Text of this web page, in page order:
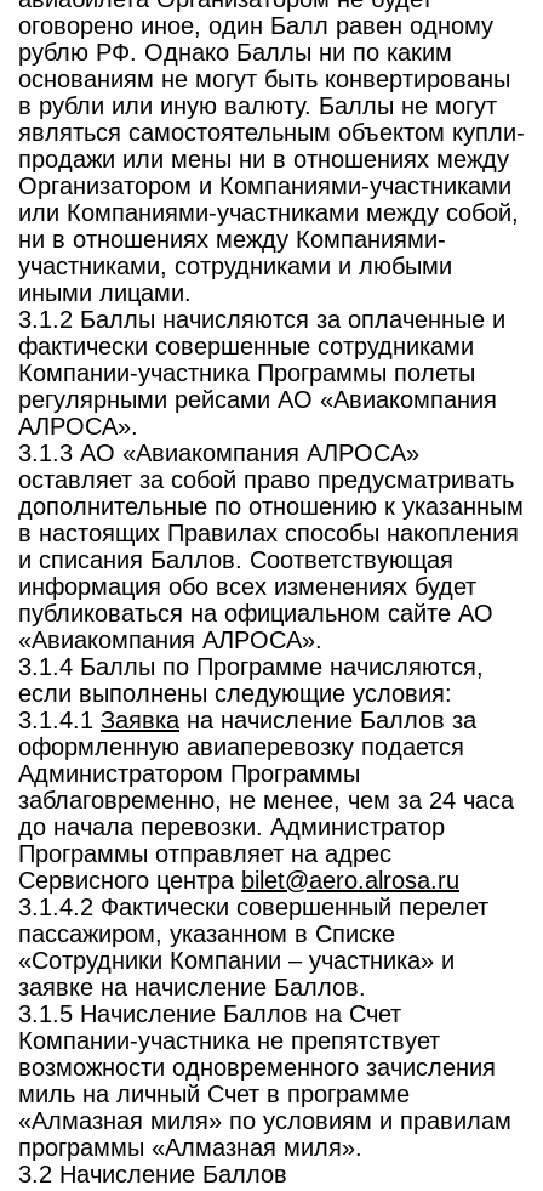
оговорено иное, один Балл равен одному
рублю РФ. Однако Баллы ни по каким
основаниям не могут быть конвертированы
в рубли или иную валюту. Баллы не могут
являться самостоятельным объектом купли-
продажи или мены ни в отношениях между
Организатором и Компаниями-участниками
или Компаниями-участниками между собой,
ни в отношениях между Компаниями-
участниками, сотрудниками и любыми
иными лицами.
3.1.2 Баллы начисляются за оплаченные и
фактически совершенные сотрудниками
Компании-участника Программы полеты
регулярными рейсами АО «Авиакомпания
АЛРОСА».
3.1.3 АО «Авиакомпания АЛРОСА»
оставляет за собой право предусматривать
дополнительные по отношению к указанным
в настоящих Правилах способы накопления
и списания Баллов. Соответствующая
информация обо всех изменениях будет
публиковаться на официальном сайте АО
«Авиакомпания АЛРОСА».
3.1.4 Баллы по Программе начисляются,
если выполнены следующие условия:
3.1.4.1 Заявка на начисление Баллов за
оформленную авиаперевозку подается
Администратором Программы
заблаговременно, не менее, чем за 24 часа
до начала перевозки. Администратор
Программы отправляет на адрес
Сервисного центра bilet@aero.alrosa.ru
3.1.4.2 Фактически совершенный перелет
пассажиром, указанном в Списке
«Сотрудники Компании – участника» и
заявке на начисление Баллов.
3.1.5 Начисление Баллов на Счет
Компании-участника не препятствует
возможности одновременного зачисления
миль на личный Счет в программе
«Алмазная миля» по условиям и правилам
программы «Алмазная миля».
3.2 Начисление Баллов